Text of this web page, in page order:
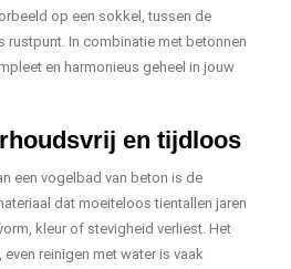
op een sokkel, tussen de
rustpunt. In combinatie met betonnen
en harmonieus geheel in jouw
en tijdloos
een vogelbad van beton is de
dat moeiteloos tientallen jaren
kleur of stevigheid verliest. Het
reinigen met water is vaak